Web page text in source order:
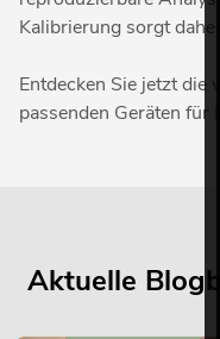
Kalibrierung sorgt
Entdecken Sie jetzt die
passenden Geräten für
Aktuelle